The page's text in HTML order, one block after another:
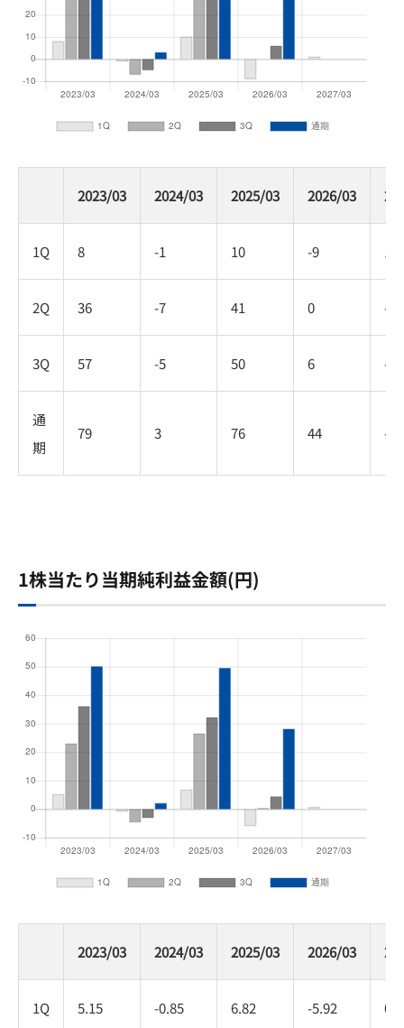
2023/03 2024/03 2025/03 2026/03
1Q 8 -1 10 -9 1
2Q 36 -7 41 0 -
3Q 57 -5 50 6 -
通
期
79 3 76 44 -
1株当たり当期純利益金額(円)
2023/03 2024/03 2025/03 2026/03
1Q 5.15 -0.85 6.82 -5.92